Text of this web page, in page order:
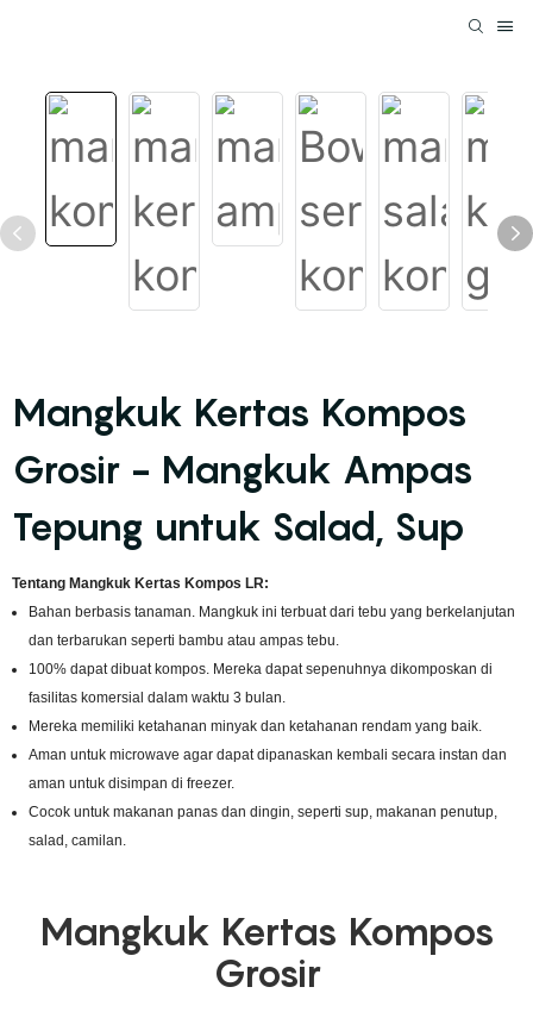
Mangkuk Kertas Kompos
Grosir - Mangkuk Ampas
Tepung untuk Salad, Sup
Tentang Mangkuk Kertas Kompos LR:
Bahan berbasis tanaman. Mangkuk ini terbuat dari tebu yang berkelanjutan
dan terbarukan seperti bambu atau ampas tebu.
100% dapat dibuat kompos. Mereka dapat sepenuhnya dikomposkan di
fasilitas komersial dalam waktu 3 bulan.
Mereka memiliki ketahanan minyak dan ketahanan rendam yang baik.
Aman untuk microwave agar dapat dipanaskan kembali secara instan dan
aman untuk disimpan di freezer.
Cocok untuk makanan panas dan dingin, seperti sup, makanan penutup,
salad, camilan.
Mangkuk Kertas Kompos
Grosir